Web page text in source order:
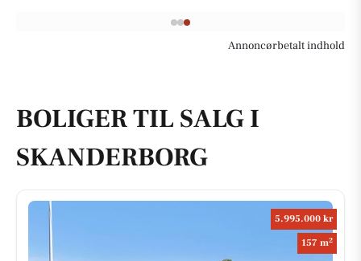
Annoncørbetalt indhold
BOLIGER TIL SALG I
SKANDERBORG
5.995.000 kr
157 m2